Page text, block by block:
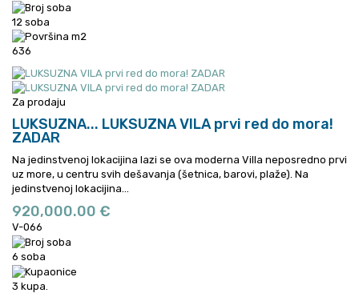
12 soba
636
Za prodaju
LUKSUZNA... LUKSUZNA VILA prvi red do mora!
ZADAR
Na jedinstvenoj lokacijina lazi se ova moderna Villa neposredno prvi
uz more, u centru svih dešavanja (šetnica, barovi, plaže). Na
jedinstvenoj lokacijina...
920,000.00 €
V-066
6 soba
3 kupa.